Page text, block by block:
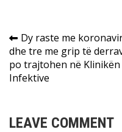
Post
navigation
Dy raste me
dhe tre me grip të
po trajtohen në Klinikën
Infektive
LEAVE COMMENT